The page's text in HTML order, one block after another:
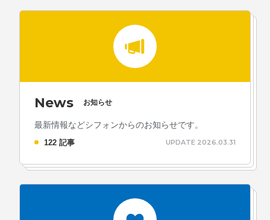
News お知らせ
最新情報などシフォンからのお知らせです。
122 記事 UPDATE 2026.03.31